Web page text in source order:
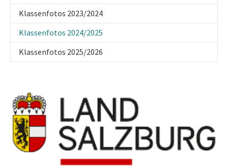
Klassenfotos 2023/2024
Klassenfotos 2024/2025
Klassenfotos 2025/2026